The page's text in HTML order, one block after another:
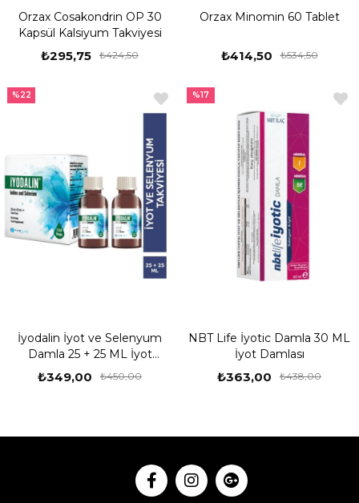
Orzax Cosakondrin OP 30
Kapsül Kalsiyum Takviyesi
₺295,75 ₺424,50
Orzax Minomin 60 Tablet
₺414,50 ₺534,50
İyodalin İyot ve Selenyum
Damla 25 + 25 ML İyot
Damlası
₺349,00 ₺450,00
%22
NBT Life İyotic Damla 30 ML
İyot Damlası
₺363,00 ₺438,00
%17